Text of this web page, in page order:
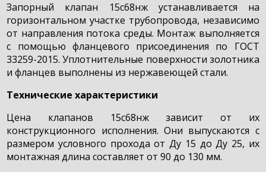
Запорный клапан 15с68нж устанавливается на
горизонтальном участке трубопровода, независимо
от направления потока среды. Монтаж выполняется
с помощью фланцевого присоединения по ГОСТ
33259-2015. Уплотнительные поверхности золотника
и фланцев выполнены из нержавеющей стали.
Технические характеристики
Цена клапанов 15с68нж зависит от их
конструкционного исполнения. Они выпускаются с
размером условного прохода от Ду 15 до Ду 25, их
монтажная длина составляет от 90 до 130 мм.